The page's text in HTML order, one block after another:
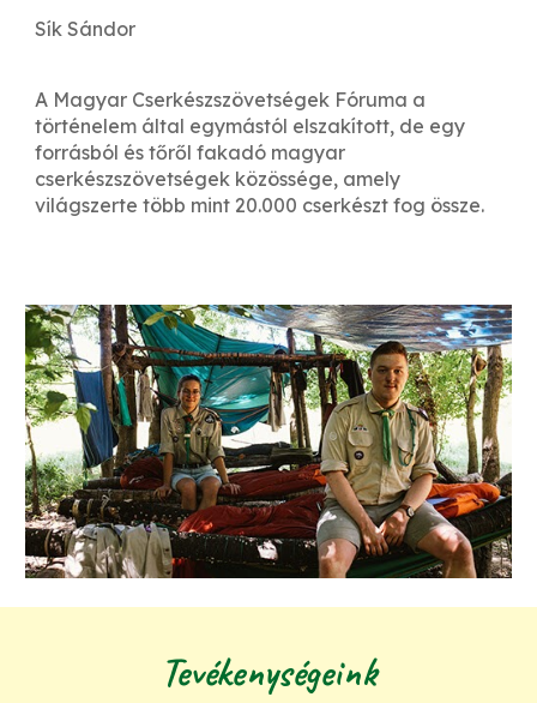
Sík Sándor
A Magyar Cserkészszövetségek Fóruma a
történelem által egymástól elszakított, de egy
forrásból és tőről fakadó magyar
cserkészszövetségek közössége, amely
világszerte több mint 20.000 cserkészt fog össze.
Tevékenységeink